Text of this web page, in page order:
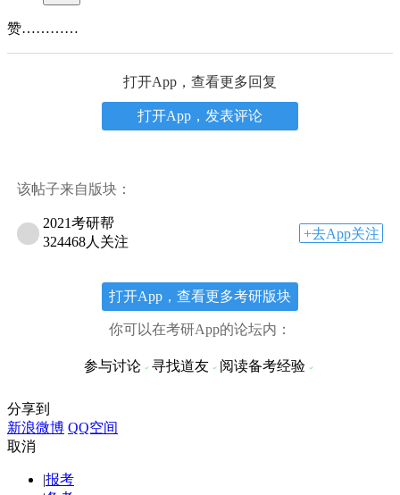
赞…………
打开App，查看更多回复
打开App，发表评论
该帖子来自版块：
2021考研帮
324468人关注
+去App关注
打开App，查看更多考研版块
你可以在考研App的论坛内：
参与讨论 寻找道友 阅读备考经验
分享到
新浪微博 QQ空间
取消
|报考